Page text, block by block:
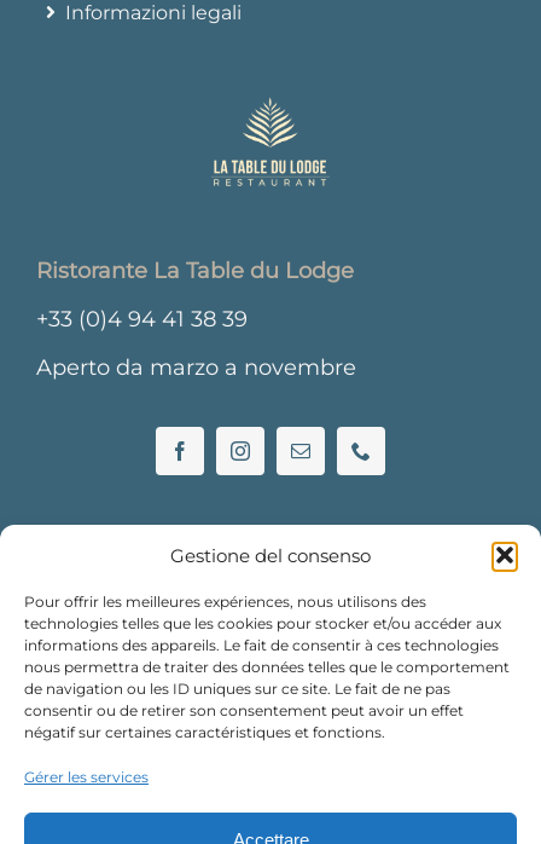
Gestione del consenso
Pour offrir les meilleures expériences, nous utilisons des
technologies telles que les cookies pour stocker et/ou accéder aux
informations des appareils. Le fait de consentir à ces technologies
nous permettra de traiter des données telles que le comportement
de navigation ou les ID uniques sur ce site. Le fait de ne pas
consentir ou de retirer son consentement peut avoir un effet
négatif sur certaines caractéristiques et fonctions.
Gérer les services
Accettare
Informazioni legali
Ristorante La Table du Lodge
+33 (0)4 94 41 38 39
Aperto da marzo a novembre
Albergo Le Lodge des Îles d'Or
+33 (0)4 94 41 38 38
Aperto da marzo a novembre